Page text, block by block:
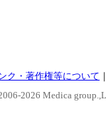
ク・著作権等について
2026 Medica